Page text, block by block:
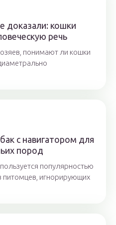
доказали: кошки
речь
понимают ли кошки
с навигатором для
пород
популярностью
питомцев, игнорирующих